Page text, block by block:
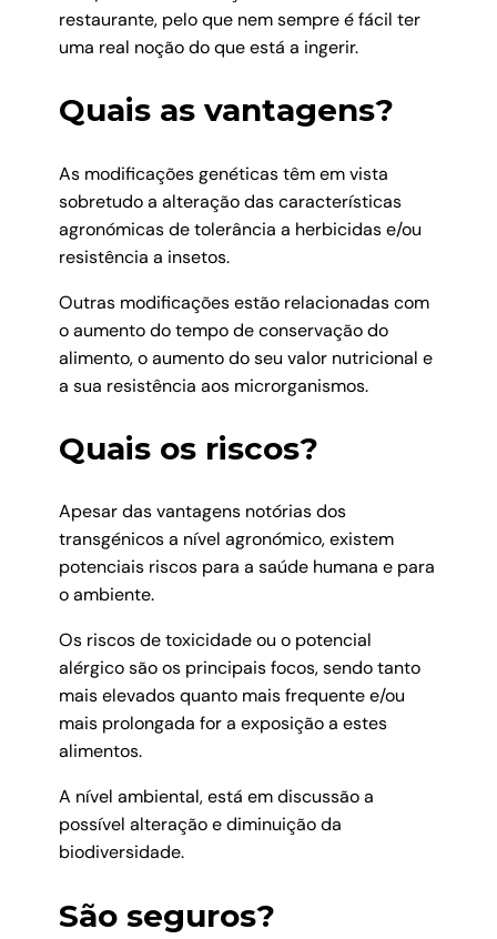
restaurante, pelo que nem sempre é fácil ter
uma real noção do que está a ingerir.
Quais as vantagens?
As modificações genéticas têm em vista
sobretudo a alteração das características
agronómicas de tolerância a herbicidas e/ou
resistência a insetos.
Outras modificações estão relacionadas com
o aumento do tempo de conservação do
alimento, o aumento do seu valor nutricional e
a sua resistência aos microrganismos.
Quais os riscos?
Apesar das vantagens notórias dos
transgénicos a nível agronómico, existem
potenciais riscos para a saúde humana e para
o ambiente.
Os riscos de toxicidade ou o potencial
alérgico são os principais focos, sendo tanto
mais elevados quanto mais frequente e/ou
mais prolongada for a exposição a estes
alimentos.
A nível ambiental, está em discussão a
possível alteração e diminuição da
biodiversidade.
São seguros?